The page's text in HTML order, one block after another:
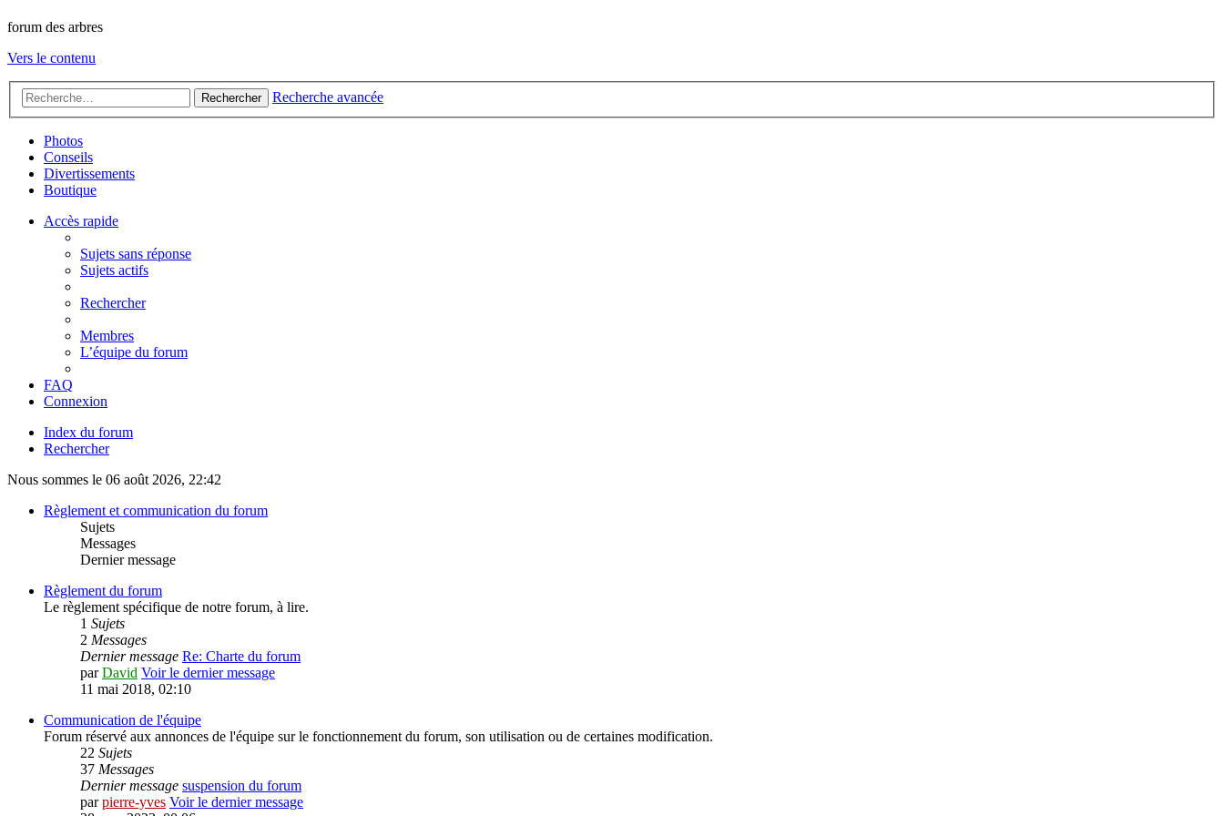
forum des arbres
Vers le contenu
Rechercher Recherche avancée
Photos
Conseils
Divertissements
Boutique
Accès rapide
Sujets sans réponse
Sujets actifs
Rechercher
Membres
L’équipe du forum
FAQ
Connexion
Index du forum
Rechercher
Nous sommes le 06 août 2026, 22:42
Règlement et communication du forum
Sujets
Messages
Dernier message
Règlement du forum
Le règlement spécifique de notre forum, à lire.
1 Sujets
2 Messages
Dernier message Re: Charte du forum
parDavid Voir le dernier message
11 mai 2018, 02:10
Communication de l'équipe
Forum réservé aux annonces de l'équipe sur le fonctionnement du forum, son utilisation ou de certaines modification.
22 Sujets
37 Messages
Dernier message suspension du forum
parpierre-yves Voir le dernier message